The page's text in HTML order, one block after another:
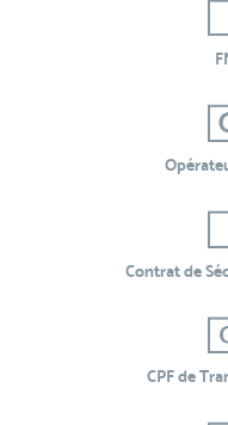
Contrat de
CPF de